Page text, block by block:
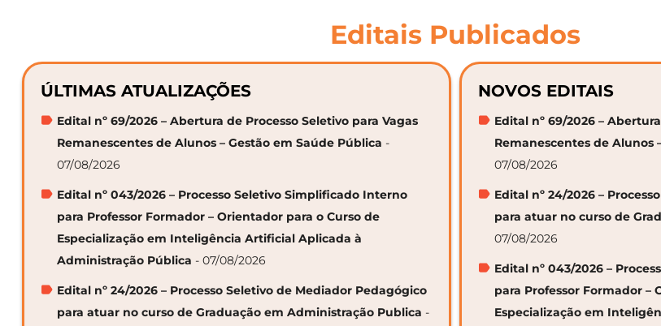
Editais Publicados
ÚLTIMAS ATUALIZAÇÕES
Edital nº 69/2026 – Abertura de Processo Seletivo para Vagas
Remanescentes de Alunos – Gestão em Saúde Pública -
07/08/2026
Edital nº 043/2026 – Processo Seletivo Simplificado Interno
para Professor Formador – Orientador para o Curso de
Especialização em Inteligência Artificial Aplicada à
Administração Pública - 07/08/2026
Edital nº 24/2026 – Processo Seletivo de Mediador Pedagógico
para atuar no curso de Graduação em Administração Publica -
NOVOS EDITAIS
Edital nº 69/2026 –
Remanescentes de Alunos
07/08/2026
Edital nº 24/2026 –
para atuar no curso de
07/08/2026
Edital nº 043/2026 –
para Professor Formador –
Especialização em